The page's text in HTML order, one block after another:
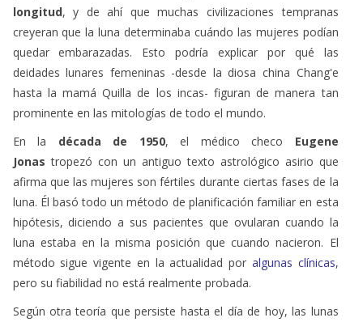
longitud, y de ahí que muchas civilizaciones tempranas
creyeran que la luna determinaba cuándo las mujeres podían
quedar embarazadas. Esto podría explicar por qué las
deidades lunares femeninas -desde la diosa china Chang'e
hasta la mamá Quilla de los incas- figuran de manera tan
prominente en las mitologías de todo el mundo.
En la
década de 1950, el médico checo
Eugene
Jonas tropezó con un antiguo texto astrológico asirio que
afirma que las mujeres son fértiles durante ciertas fases de la
luna. Él basó todo un método de planificación familiar en esta
hipótesis, diciendo a sus pacientes que ovularan cuando la
luna estaba en la misma posición que cuando nacieron. El
método sigue vigente en la actualidad por algunas clínicas,
pero su fiabilidad no está realmente probada.
Según otra teoría que persiste hasta el día de hoy, las lunas